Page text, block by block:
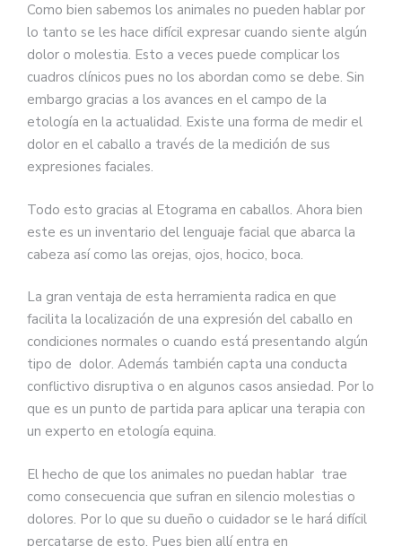
Como bien sabemos los animales no pueden hablar por
lo tanto se les hace difícil expresar cuando siente algún
dolor o molestia. Esto a veces puede complicar los
cuadros clínicos pues no los abordan como se debe. Sin
embargo gracias a los avances en el campo de la
etología en la actualidad. Existe una forma de medir el
dolor en el caballo a través de la medición de sus
expresiones faciales.
Todo esto gracias al Etograma en caballos. Ahora bien
este es un inventario del lenguaje facial que abarca la
cabeza así como las orejas, ojos, hocico, boca.
La gran ventaja de esta herramienta radica en que
facilita la localización de una expresión del caballo en
condiciones normales o cuando está presentando algún
tipo de dolor. Además también capta una conducta
conflictivo disruptiva o en algunos casos ansiedad. Por lo
que es un punto de partida para aplicar una terapia con
un experto en etología equina.
El hecho de que los animales no puedan hablar trae
como consecuencia que sufran en silencio molestias o
dolores. Por lo que su dueño o cuidador se le hará difícil
percatarse de esto. Pues bien allí entra en